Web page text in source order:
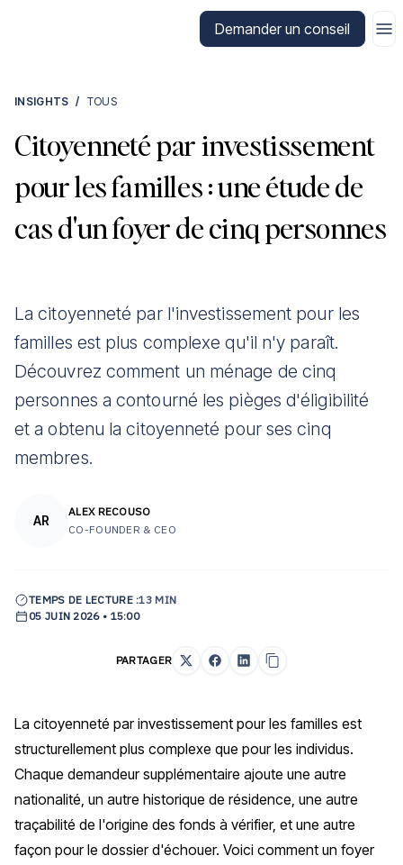
Aller à la page d'accueil de CitizenXDemander un conseil
INSIGHTS / TOUS
Citoyenneté par investissement
pour les familles : une étude de
cas d'un foyer de cinq personnes
La citoyenneté par l'investissement pour les
familles est plus complexe qu'il n'y paraît.
Découvrez comment un ménage de cinq
personnes a contourné les pièges d'éligibilité
et a obtenu la citoyenneté pour ses cinq
membres.
AR
ALEX RECOUSO
CO-FOUNDER & CEO
TEMPS DE LECTURE :13 MIN
05 JUIN 2026 • 15:00
PARTAGER
La citoyenneté par investissement pour les familles est
structurellement plus complexe que pour les individus.
Chaque demandeur supplémentaire ajoute une autre
nationalité, un autre historique de résidence, une autre
traçabilité de l'origine des fonds à vérifier, et une autre
façon pour le dossier d'échouer. Voici comment un foyer